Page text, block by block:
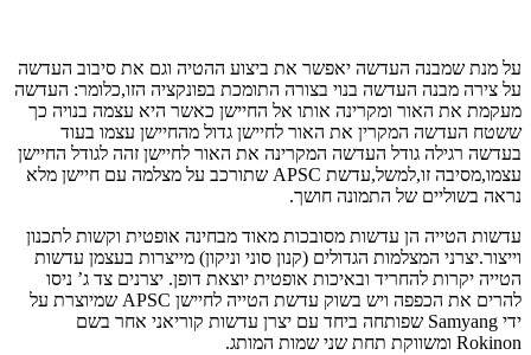
על מנת שמבנה העדשה יאפשר את ביצוע ההטיה וגם את סיבוב העדשה
על צירה מבנה העדשה בנוי בצורה התומכת בפונקציה הזו,כלומר: העדשה
מעקמת את האור ומקרינה אותו אל החיישן כאשר היא עצמה בנויה כך
ששטח העדשה המקרין את האור לחיישן גדול מהחיישן עצמו בעוד
בעדשה רגילה גודל העדשה המקרינה את האור לחיישן זהה לגודל החיישן
עצמו,מסיבה זו,למשל,עדשת APSC שתורכב על מצלמה עם חיישן מלא
נראה בשוליים של התמונה חושך.
עדשות הטייה הן עדשות מסובכות מאוד מבחינה אופטית וקשות לתכנון
וייצור.יצרני המצלמות הגדולים (קנון סוני וניקון) מייצרות בעצמן עדשות
הטייה יקרות להחריד ובאיכות אופטית יוצאת דופן. יצרנים צד ג’ ניסו
להרים את הכפפה ויש בשוק עדשת הטייה לחיישן APSC שמיוצרת על
ידי Samyang שפותחה ביחד עם יצרן עדשות קוריאני אחר בשם
Rokinon ומשווקת תחת שני שמות המותג.